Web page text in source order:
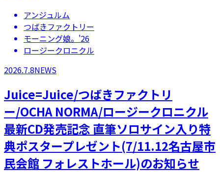
アンジュルム
つばきファクトリー
モーニング娘。'26
ロージークロニクル
2026.7.8NEWS
Juice=Juice/つばきファクトリ
ー/OCHA NORMA/ロージークロニクル
最新CD発売記念 直筆ソロサイン入り特
典ポスタープレゼント(7/11.12名古屋市
民会館 フォレストホール)のお知らせ